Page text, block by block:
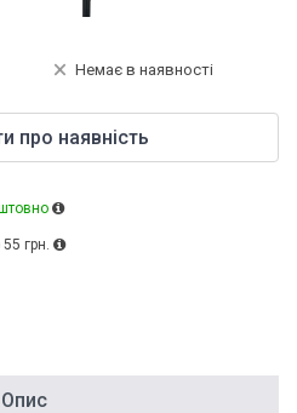
Немає в наявності
про наявність
55 грн.
Опис